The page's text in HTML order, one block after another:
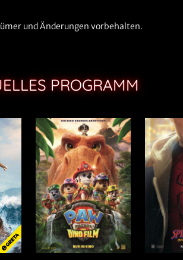
und Änderungen vorbehalten.
PROGRAMM